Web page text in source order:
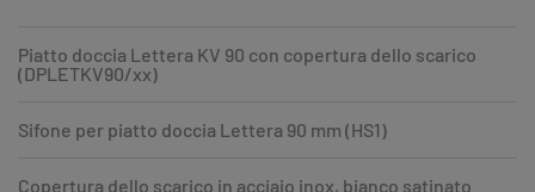
Piatto doccia Lettera KV 90 con copertura dello scarico
(DPLETKV90/xx)
Sifone per piatto doccia Lettera 90 mm (HS1)
Copertura dello scarico in acciaio inox, bianco satinato